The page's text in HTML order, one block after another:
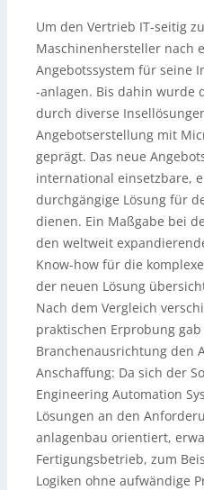
Um den Vertrieb IT-seitig
Maschinenhersteller nach
Angebotssystem für seine
-anlagen. Bis dahin wurde
durch diverse
Angebotserstellung mit
geprägt. Das neue
international einsetzbare,
durchgängige Lösung für
dienen. Ein Maßgabe bei
den weltweit
Know-how für die
der neuen Lösung
Nach dem Vergleich
praktischen Erprobung
Branchenausrichtung den
Anschaffung: Da sich der
Engineering Automation
Lösungen an den
anlagenbau orientiert,
Fertigungsbetrieb, zum
Logiken ohne aufwändige